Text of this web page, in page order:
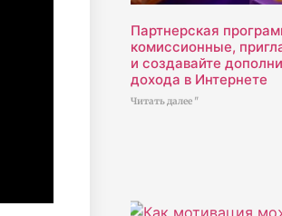
Партнерская
комиссионные,
и создавайте
дохода в Интернете
Читать далее "